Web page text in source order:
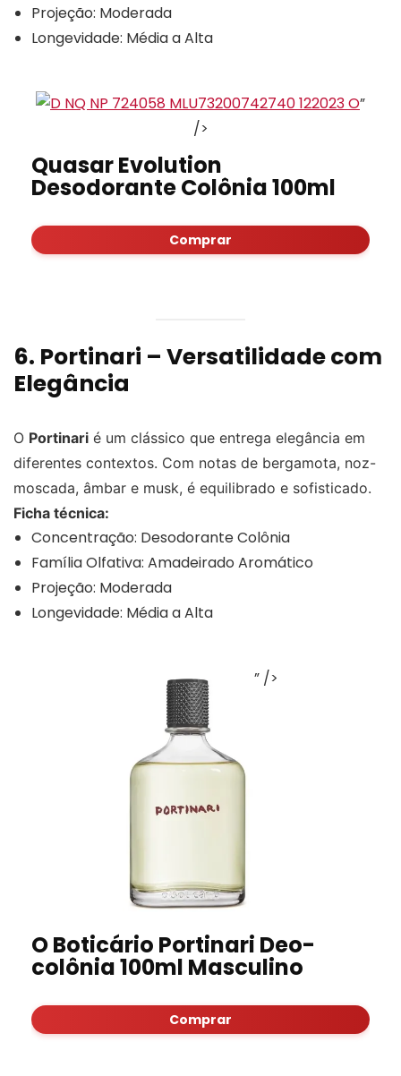
Projeção: Moderada
Longevidade: Média a Alta
”
/>
Quasar Evolution
Desodorante Colônia 100ml
Comprar
6. Portinari – Versatilidade com
Elegância
O Portinari é um clássico que entrega elegância em
diferentes contextos. Com notas de bergamota, noz-
moscada, âmbar e musk, é equilibrado e sofisticado.
Ficha técnica:
Concentração: Desodorante Colônia
Família Olfativa: Amadeirado Aromático
Projeção: Moderada
Longevidade: Média a Alta
” />
O Boticário Portinari Deo-
colônia 100ml Masculino
Comprar